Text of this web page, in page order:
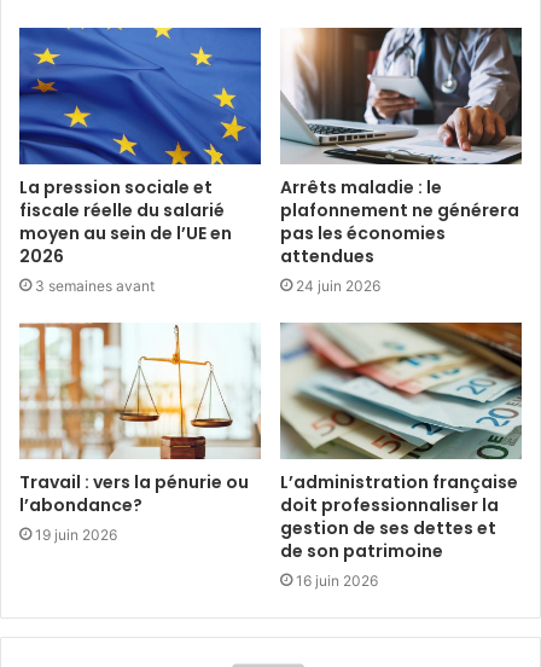
La pression sociale et
fiscale réelle du salarié
moyen au sein de l’UE en
2026
3 semaines avant
Arrêts maladie : le
plafonnement ne générera
pas les économies
attendues
24 juin 2026
Travail : vers la pénurie ou
l’abondance?
19 juin 2026
L’administration française
doit professionnaliser la
gestion de ses dettes et
de son patrimoine
16 juin 2026